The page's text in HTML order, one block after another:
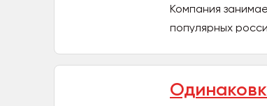
Компания
популярных